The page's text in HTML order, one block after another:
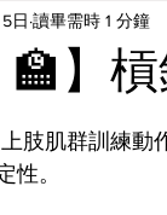
】
日 讀畢需時 1 分鐘
肢肌群訓練
性。